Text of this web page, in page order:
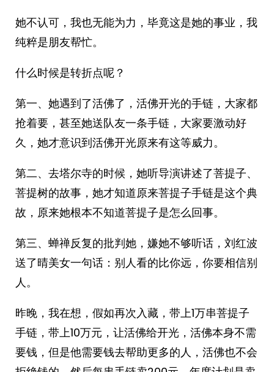
她不认可，我也无能为力，毕竟这是她的事业，我
纯粹是朋友帮忙。
什么时候是转折点呢？
第一、她遇到了活佛了，活佛开光的手链，大家都
抢着要，甚至她送队友一条手链，大家要激动好
久，她才意识到活佛开光原来有这等威力。
第二、去塔尔寺的时候，她听导演讲述了菩提子、
菩提树的故事，她才知道原来菩提子手链是这个典
故，原来她根本不知道菩提子是怎么回事。
第三、蝉禅反复的批判她，嫌她不够听话，刘红波
送了晴美女一句话：别人看的比你远，你要相信别
人。
昨晚，我在想，假如再次入藏，带上1万串菩提子
手链，带上10万元，让活佛给开光，活佛本身不需
要钱，但是他需要钱去帮助更多的人，活佛也不会